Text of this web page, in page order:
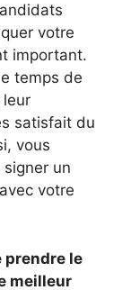
votre
important.
temps de
satisfait du
vous
signer un
votre
prendre le
meilleur